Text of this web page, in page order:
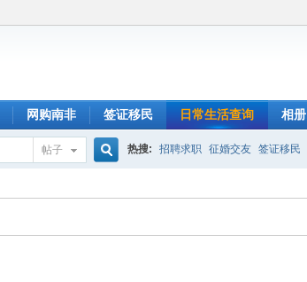
网购南非 签证移民 日常生活查询 相册
帖子 热搜: 招聘求职 征婚交友 签证移民